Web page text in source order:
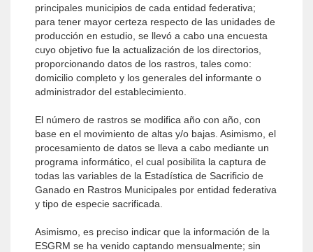
principales municipios de cada entidad federativa;
para tener mayor certeza respecto de las unidades de
producción en estudio, se llevó a cabo una encuesta
cuyo objetivo fue la actualización de los directorios,
proporcionando datos de los rastros, tales como:
domicilio completo y los generales del informante o
administrador del establecimiento.
El número de rastros se modifica año con año, con
base en el movimiento de altas y/o bajas. Asimismo, el
procesamiento de datos se lleva a cabo mediante un
programa informático, el cual posibilita la captura de
todas las variables de la Estadística de Sacrificio de
Ganado en Rastros Municipales por entidad federativa
y tipo de especie sacrificada.
Asimismo, es preciso indicar que la información de la
ESGRM se ha venido captando mensualmente; sin